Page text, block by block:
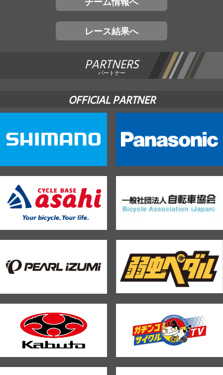
レース結果へ
PARTNERS
パートナー
OFFICIAL PARTNER